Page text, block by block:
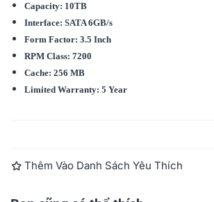
Capacity: 10TB
Interface: SATA 6GB/s
Form Factor: 3.5 Inch
RPM Class: 7200
Cache: 256 MB
Limited Warranty: 5 Year
Thêm Vào Danh Sách Yêu Thích